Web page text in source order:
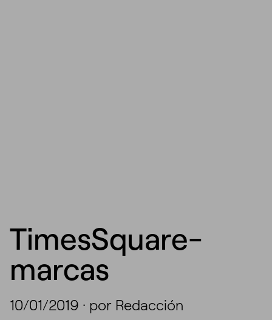
TimesSquare-
marcas
10/01/2019 · por Redacción